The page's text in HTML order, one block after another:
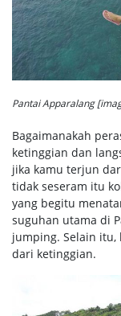
Pantai Apparalang
Bagaimanakah
ketinggian dan
jika kamu terjun
tidak seseram itu
yang begitu
suguhan utama di
jumping. Selain
dari ketinggian.